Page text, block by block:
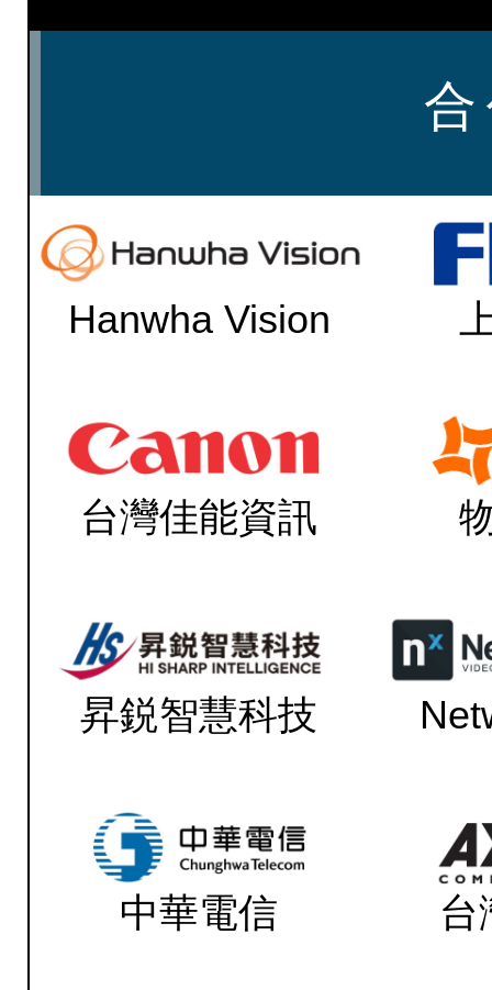
合
Hanwha Vision
台灣佳能資訊
昇鋭智慧科技
中華電信 台